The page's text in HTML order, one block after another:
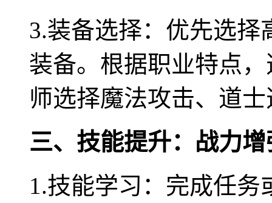
3.装备选择：优先选
装备。根据职业特点
师选择魔法攻击、道
三、技能提升：战力
1.技能学习：完成任